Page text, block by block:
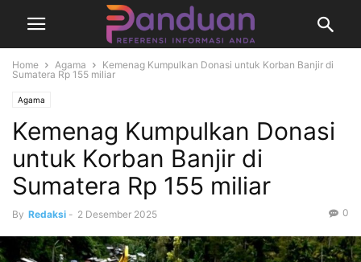
Home Agama
Kemenag Kumpulkan Donasi untuk Korban Banjir di
Sumatera Rp 155 miliar
Agama
Kemenag Kumpulkan Donasi
untuk Korban Banjir di
Sumatera Rp 155 miliar
By Redaksi - 2 Desember 2025 0